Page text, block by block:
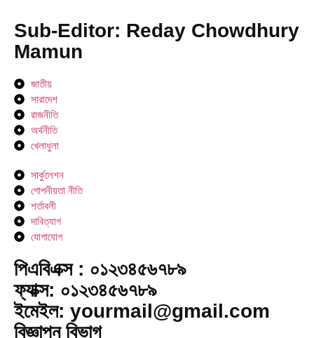
Sub-Editor: Reday Chowdhury
Mamun
জাতীয়
সারাদেশ
রাজনীতি
অর্থনীতি
খেলাধুলা
সার্কুলেশন
গোপনীয়তা নীতি
শর্তাবলী
দাবিত্যাগ
যোগাযোগ
পিএবিএক্স : ০১২৩৪৫৬৭৮৯
ফ্যাক্স: ০১২৩৪৫৬৭৮৯
ইমেইল: yourmail@gmail.com
বিজ্ঞাপন বিভাগ